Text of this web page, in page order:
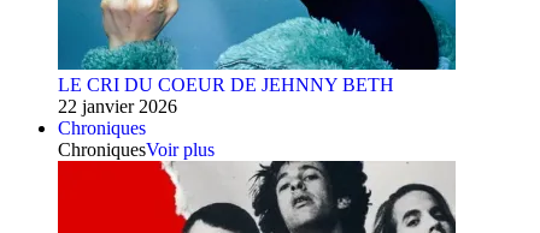
LE CRI DU COEUR DE JEHNNY BETH
22 janvier 2026
Chroniques
ChroniquesVoir plus